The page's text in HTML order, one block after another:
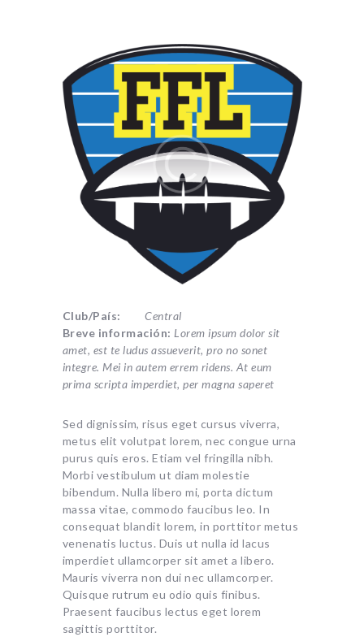
Club/País:
Central
Breve información: Lorem ipsum dolor sit
amet, est te ludus assueverit, pro no sonet
integre. Mei in autem errem ridens. At eum
prima scripta imperdiet, per magna saperet
Sed dignissim, risus eget cursus viverra,
metus elit volutpat lorem, nec congue urna
purus quis eros. Etiam vel fringilla nibh.
Morbi vestibulum ut diam molestie
bibendum. Nulla libero mi, porta dictum
massa vitae, commodo faucibus leo. In
consequat blandit lorem, in porttitor metus
venenatis luctus. Duis ut nulla id lacus
imperdiet ullamcorper sit amet a libero.
Mauris viverra non dui nec ullamcorper.
Quisque rutrum eu odio quis finibus.
Praesent faucibus lectus eget lorem
sagittis porttitor.